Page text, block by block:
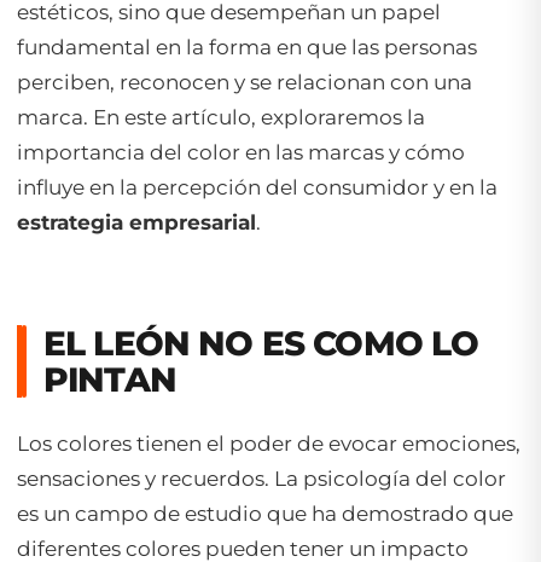
estéticos, sino que desempeñan un papel
fundamental en la forma en que las personas
perciben, reconocen y se relacionan con una
marca. En este artículo, exploraremos la
importancia del color en las marcas y cómo
influye en la percepción del consumidor y en la
estrategia empresarial.
EL LEÓN NO ES COMO LO
PINTAN
Los colores tienen el poder de evocar emociones,
sensaciones y recuerdos. La psicología del color
es un campo de estudio que ha demostrado que
diferentes colores pueden tener un impacto